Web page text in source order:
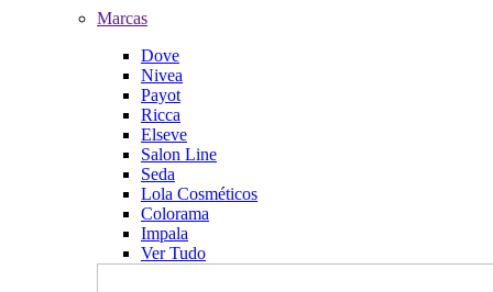
Marcas
Dove
Nivea
Payot
Ricca
Elseve
Salon Line
Seda
Lola Cosméticos
Colorama
Impala
Ver Tudo